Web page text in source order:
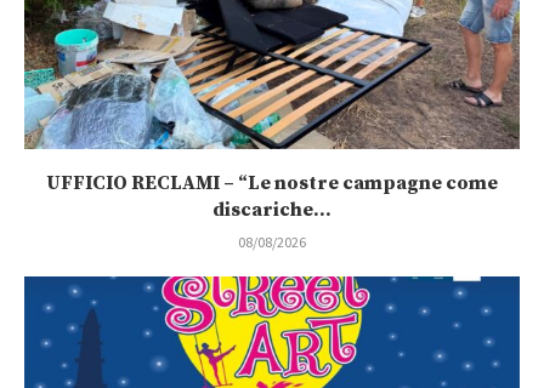
UFFICIO RECLAMI – “Le nostre campagne come
discariche...
08/08/2026